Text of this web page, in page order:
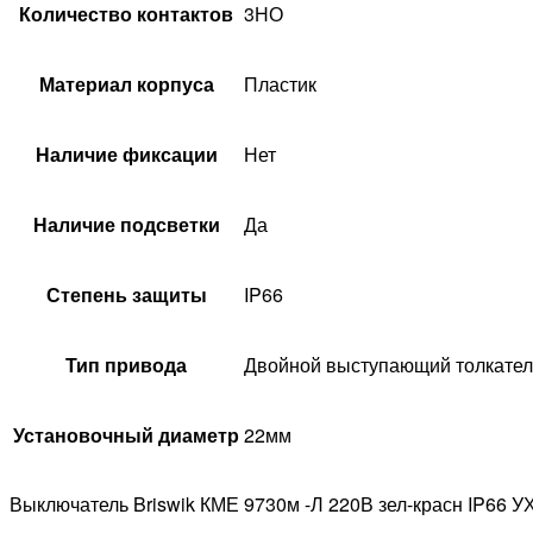
Количество контактов 3НО
Материал корпуса Пластик
Наличие фиксации Нет
Наличие подсветки Да
Степень защиты IP66
Тип привода Двойной выступающий
Установочный диаметр22мм
Выключатель Briswik КМЕ 9730м -Л 220В зел-красн IP66